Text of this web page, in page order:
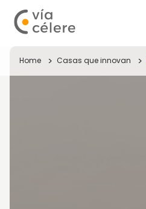
Home Casas que innovan